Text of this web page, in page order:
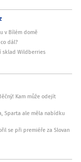
v Bílém domě
dál?
sklad Wildberries
Kam může odejít
Sparta ale měla nabídku
se při premiéře za Slovan